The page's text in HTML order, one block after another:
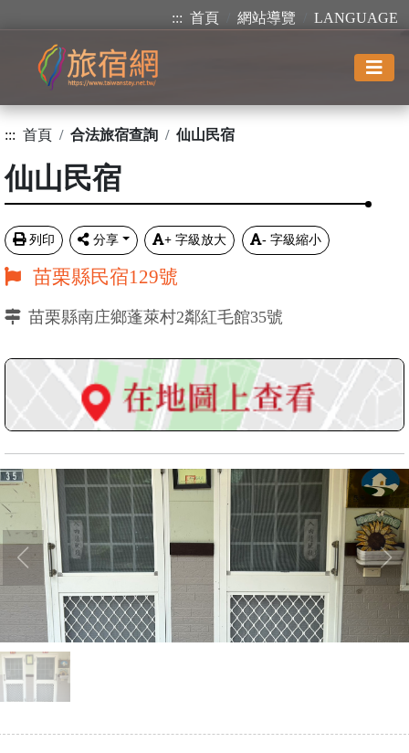
::: 首頁 網站導覽 LANGUAGE
::: 首頁 合法旅宿查詢 仙山民宿
仙山民宿
列印 分享 + 字級放大 - 字級縮小
苗栗縣民宿129號
苗栗縣南庄鄉蓬萊村2鄰紅毛館35號